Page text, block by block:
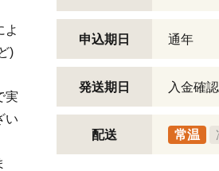
よ
)
実
い
申込期日 通年
発送期日 入金確
配送 常温